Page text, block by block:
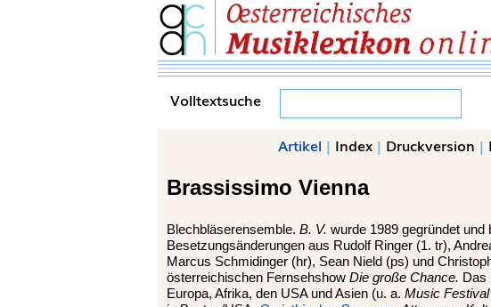
Volltextsuche
Artikel | Index | Druckversion |
Brassissimo Vienna
Blechbläserensemble. B. V. wurde 1989 gegründet
Besetzungsänderungen aus Rudolf Ringer (1. tr),
Marcus Schmidinger (hr), Sean Nield (ps) und
österreichischen Fernsehshow Die große Chance. Das
Europa, Afrika, den USA und Asien (u. a. Music